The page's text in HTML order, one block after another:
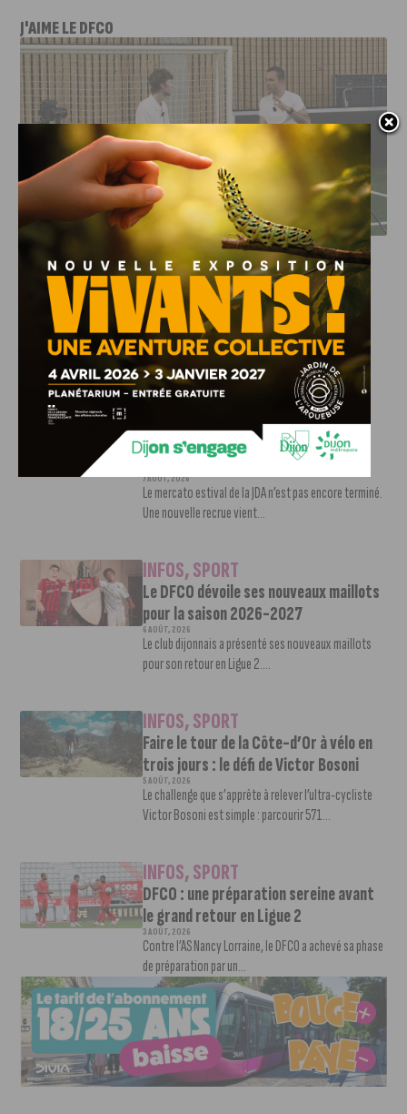
J'AIME LE DFCO
DFCO : RENCONTRE AVEC PIERRE-HENRI DEBALLON,
L’ARTISAN DE LA MONTÉE EN LIGUE 2
INFOS,SPORT
DFCO : Rencontre avec Pierre-Henri
Deballon, l’artisan de la montée en
Ligue 2
7 AOÛT, 2026
Le DFCO est de retour en Ligue 2 après trois ans
d’absence. La saison...
Nouvelle arrivée à la JDA Basket,
Shevon Thompson est dijonnais
7 AOÛT, 2026
Le mercato estival de la JDA n’est pas encore terminé.
Une nouvelle recrue vient...
INFOS,SPORT
Le DFCO dévoile ses nouveaux maillots
pour la saison 2026-2027
6 AOÛT, 2026
Le club dijonnais a présenté ses nouveaux maillots
pour son retour en Ligue 2....
INFOS,SPORT
Faire le tour de la Côte-d’Or à vélo en
trois jours : le défi de Victor Bosoni
5 AOÛT, 2026
Le challenge que s’apprête à relever l’ultra-cycliste
Victor Bosoni est simple : parcourir 571...
INFOS,SPORT
DFCO : une préparation sereine avant
le grand retour en Ligue 2
3 AOÛT, 2026
Contre l’AS Nancy Lorraine, le DFCO a achevé sa phase
de préparation par un...